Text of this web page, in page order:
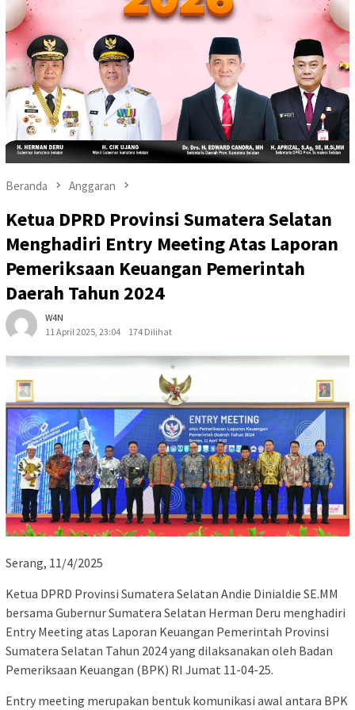
Beranda Anggaran
Ketua DPRD Provinsi Sumatera Selatan
Menghadiri Entry Meeting Atas Laporan
Pemeriksaan Keuangan Pemerintah
Daerah Tahun 2024
W4N
11 April 2025, 23:04
174 Dilihat
Serang, 11/4/2025
Ketua DPRD Provinsi Sumatera Selatan Andie Dinialdie SE.MM
bersama Gubernur Sumatera Selatan Herman Deru menghadiri
Entry Meeting atas Laporan Keuangan Pemerintah Provinsi
Sumatera Selatan Tahun 2024 yang dilaksanakan oleh Badan
Pemeriksaan Keuangan (BPK) RI Jumat 11-04-25.
Entry meeting merupakan bentuk komunikasi awal antara BPK